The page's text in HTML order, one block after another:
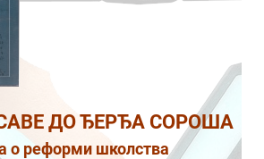
ДО ЂЕРЂА СОРОША
о реформи школства